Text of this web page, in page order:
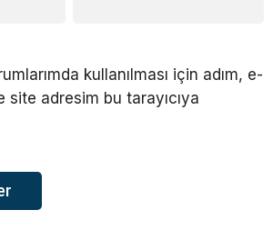
kullanılması için adım, e-
site adresim bu tarayıcıya